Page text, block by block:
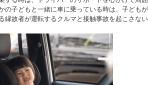
の子どもと一緒に車に乗っている時は、子ども
縁故者が運転するクルマと接触事故を起こさな